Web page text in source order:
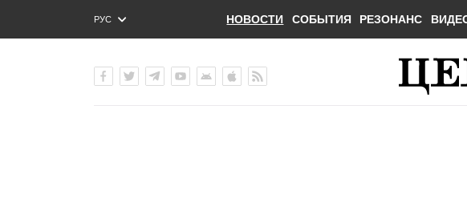
РУС
ENG
НОВОСТИ СОБЫТИЯ РЕЗОНАНС